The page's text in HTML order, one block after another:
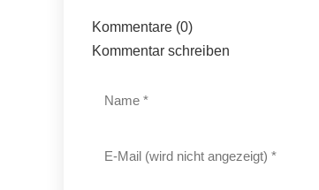
Kommentare (0)
Kommentar schreiben